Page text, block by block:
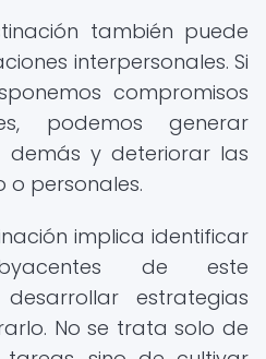
también puede
interpersonales. Si
compromisos
podemos generar
demás y deteriorar las
o personales.
implica identificar
de este
estrategias
No se trata solo de